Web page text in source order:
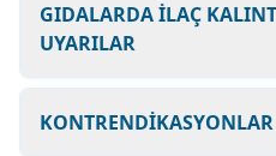
GIDALARDA İLAÇ
UYARILAR
KONTRENDİKASYONLAR